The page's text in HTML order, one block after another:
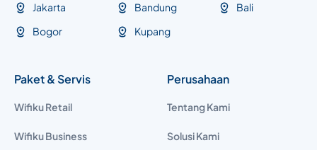
Jakarta
Bogor
Bandung
Kupang
Bali
Paket & Servis
Wifiku Retail
Wifiku Business
Perusahaan
Tentang Kami
Solusi Kami